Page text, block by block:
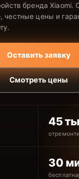
бренда Xiaomi.
цены и
Оставить заявку
Смотреть цены
45
30